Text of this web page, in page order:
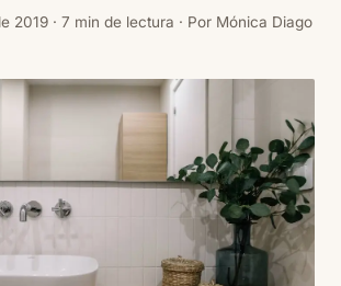
2019 · 7 min de lectura · Por Mónica Diago